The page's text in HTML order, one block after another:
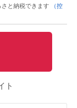
と納税できます
（控
ト